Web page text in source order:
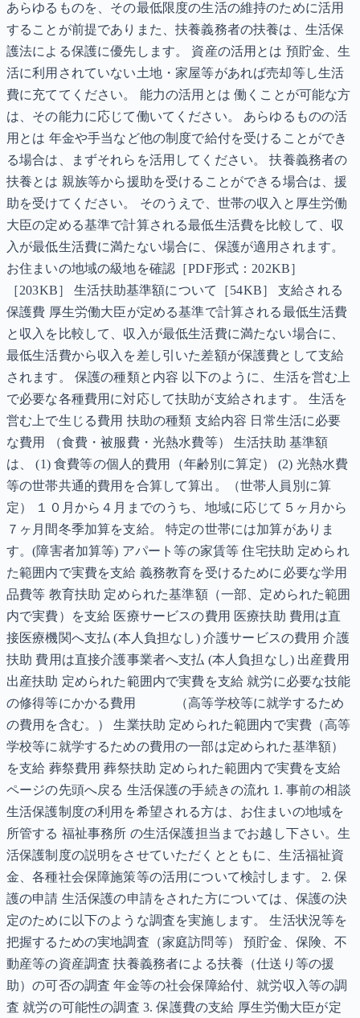
あらゆるものを、その最低限度の生活の維持のために活用
することが前提でありまた、扶養義務者の扶養は、生活保
護法による保護に優先します。 資産の活用とは 預貯金、生
活に利用されていない土地・家屋等があれば売却等し生活
費に充ててください。 能力の活用とは 働くことが可能な方
は、その能力に応じて働いてください。 あらゆるものの活
用とは 年金や手当など他の制度で給付を受けることができ
る場合は、まずそれらを活用してください。 扶養義務者の
扶養とは 親族等から援助を受けることができる場合は、援
助を受けてください。 そのうえで、世帯の収入と厚生労働
大臣の定める基準で計算される最低生活費を比較して、収
入が最低生活費に満たない場合に、保護が適用されます。
お住まいの地域の級地を確認［PDF形式：202KB］
［203KB］ 生活扶助基準額について［54KB］ 支給される
保護費 厚生労働大臣が定める基準で計算される最低生活費
と収入を比較して、収入が最低生活費に満たない場合に、
最低生活費から収入を差し引いた差額が保護費として支給
されます。 保護の種類と内容 以下のように、生活を営む上
で必要な各種費用に対応して扶助が支給されます。 生活を
営む上で生じる費用 扶助の種類 支給内容 日常生活に必要
な費用 （食費・被服費・光熱水費等） 生活扶助 基準額
は、 (1) 食費等の個人的費用（年齢別に算定） (2) 光熱水費
等の世帯共通的費用を合算して算出。（世帯人員別に算
定） １０月から４月までのうち、地域に応じて５ヶ月から
７ヶ月間冬季加算を支給。 特定の世帯には加算がありま
す。(障害者加算等) アパート等の家賃等 住宅扶助 定められ
た範囲内で実費を支給 義務教育を受けるために必要な学用
品費等 教育扶助 定められた基準額（一部、定められた範囲
内で実費）を支給 医療サービスの費用 医療扶助 費用は直
接医療機関へ支払 (本人負担なし) 介護サービスの費用 介護
扶助 費用は直接介護事業者へ支払 (本人負担なし) 出産費用
出産扶助 定められた範囲内で実費を支給 就労に必要な技能
の修得等にかかる費用 （高等学校等に就学するため
の費用を含む。） 生業扶助 定められた範囲内で実費（高等
学校等に就学するための費用の一部は定められた基準額）
を支給 葬祭費用 葬祭扶助 定められた範囲内で実費を支給
ページの先頭へ戻る 生活保護の手続きの流れ 1. 事前の相談
生活保護制度の利用を希望される方は、お住まいの地域を
所管する 福祉事務所 の生活保護担当までお越し下さい。生
活保護制度の説明をさせていただくとともに、生活福祉資
金、各種社会保障施策等の活用について検討します。 2. 保
護の申請 生活保護の申請をされた方については、保護の決
定のために以下のような調査を実施します。 生活状況等を
把握するための実地調査（家庭訪問等） 預貯金、保険、不
動産等の資産調査 扶養義務者による扶養（仕送り等の援
助）の可否の調査 年金等の社会保障給付、就労収入等の調
査 就労の可能性の調査 3. 保護費の支給 厚生労働大臣が定